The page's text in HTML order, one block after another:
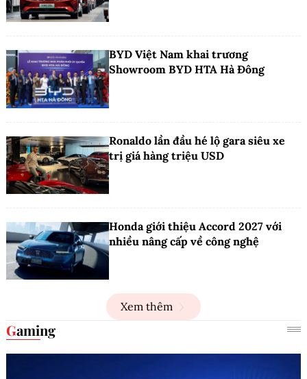
BYD Việt Nam khai trương
Showroom BYD HTA Hà Đông
Ronaldo lần đầu hé lộ gara siêu xe
trị giá hàng triệu USD
Honda giới thiệu Accord 2027 với
nhiều nâng cấp về công nghệ
Xem thêm
Gaming